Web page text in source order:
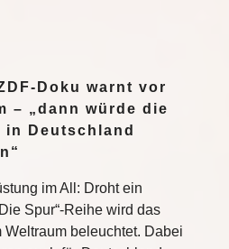
Doku warnt vor
– „dann würde die
Deutschland
im All: Droht ein
Spur“-Reihe wird das
beleuchtet. Dabei